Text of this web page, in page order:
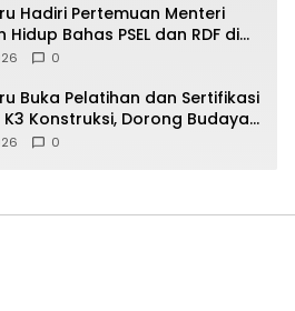
Hadiri Pertemuan Menteri
Hidup Bahas PSEL dan RDF di
0
Buka Pelatihan dan Sertifikasi
Konstruksi, Dorong Budaya
0